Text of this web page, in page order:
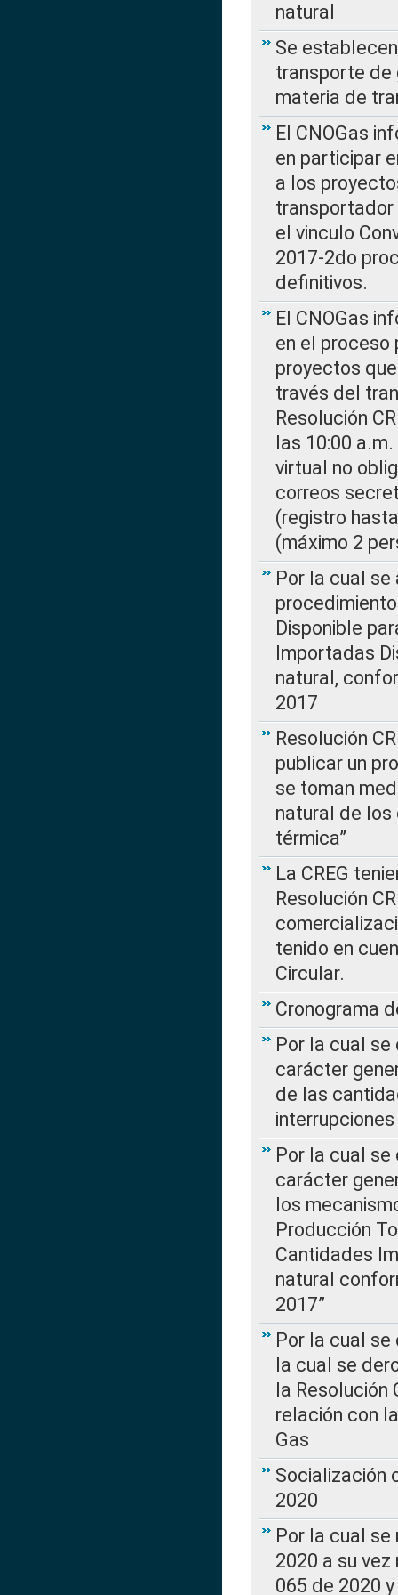
natural
Se
transporte de
materia de
El CNOGas
en participar
a los
transportador
el vinculo
2017-2do
definitivos.
El CNOGas
en el proceso
proyectos
través del
Resolución
las 10:00
virtual no
correos
(registro
(máximo 2
Por la cual
Disponible
Importadas
natural,
2017
Resolución
publicar un
se toman
natural de los
térmica”
La CREG
Resolución
tenido en
Circular.
Cronograma
Por la cual
carácter
de las
Por la cual
carácter
los
Producción
Cantidades
natural
2017”
Por la cual
la cual se
la Resolución
relación con
Gas
Socialización
2020
Por la cual se
2020 a su
065 de 2020